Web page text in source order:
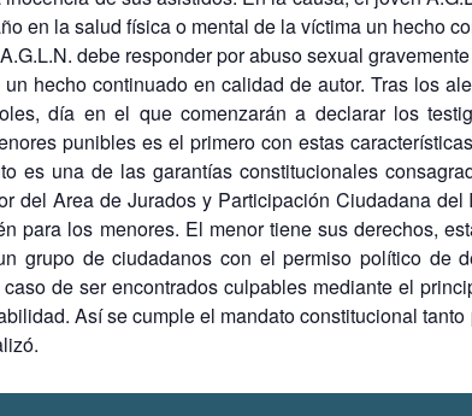
en la salud física o mental de la víctima un hecho
debe responder por abuso sexual
hecho continuado en calidad de autor. Tras los
día en el que comenzarán a declarar los
punibles es el primero con estas
es una de las garantías constitucionales
del Area de Jurados y Participación Ciudadana
para los menores. El menor tiene sus derechos,
grupo de ciudadanos con el permiso político de
de ser encontrados culpables mediante el
Así se cumple el mandato constitucional